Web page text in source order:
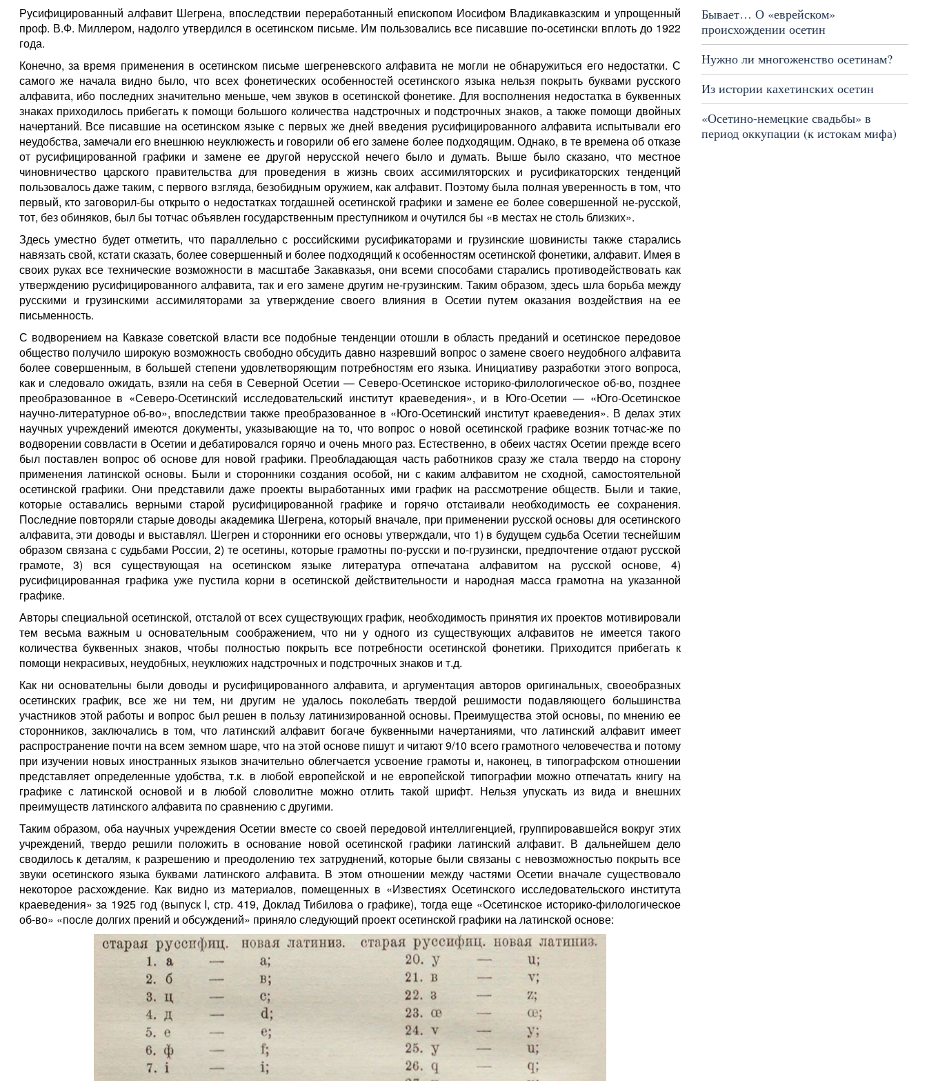
Бывает… О «еврейском»
происхождении осетин
Нужно ли многоженство осетинам?
Из истории кахетинских осетин
«Осетино-немецкие свадьбы» в
период оккупации (к истокам мифа)
Русифицированный алфавит Шегрена, впоследствии переработанный епископом Иосифом Владикавказским и упрощенный
проф. В.Ф. Миллером, надолго утвердился в осетинском письме. Им пользовались все писавшие по-осетински вплоть до 1922
года.
Конечно, за время применения в осетинском письме шегреневского алфавита не могли не обнаружиться его недостатки. С
самого же начала видно было, что всех фонетических особенностей осетинского языка нельзя покрыть буквами русского
алфавита, ибо последних значительно меньше, чем звуков в осетинской фонетике. Для восполнения недостатка в буквенных
знаках приходилось прибегать к помощи большого количества надстрочных и подстрочных знаков, а также помощи двойных
начертаний. Все писавшие на осетинском языке с первых же дней введения русифицированного алфавита испытывали его
неудобства, замечали его внешнюю неуклюжесть и говорили об его замене более подходящим. Однако, в те времена об отказе
от русифицированной графики и замене ее другой нерусской нечего было и думать. Выше было сказано, что местное
чиновничество царского правительства для проведения в жизнь своих ассимиляторских и русификаторских тенденций
пользовалось даже таким, с первого взгляда, безобидным оружием, как алфавит. Поэтому была полная уверенность в том, что
первый, кто заговорил-бы открыто о недостатках тогдашней осетинской графики и замене ее более совершенной не-русской,
тот, без обиняков, был бы тотчас объявлен государственным преступником и очутился бы «в местах не столь близких».
Здесь уместно будет отметить, что параллельно с российскими русификаторами и грузинские шовинисты также старались
навязать свой, кстати сказать, более совершенный и более подходящий к особенностям осетинской фонетики, алфавит. Имея в
своих руках все технические возможности в масштабе Закавказья, они всеми способами старались противодействовать как
утверждению русифицированного алфавита, так и его замене другим не-грузинским. Таким образом, здесь шла борьба между
русскими и грузинскими ассимиляторами за утверждение своего влияния в Осетии путем оказания воздействия на ее
письменность.
С водворением на Кавказе советской власти все подобные тенденции отошли в область преданий и осетинское передовое
общество получило широкую возможность свободно обсудить давно назревший вопрос о замене своего неудобного алфавита
более совершенным, в большей степени удовлетворяющим потребностям его языка. Инициативу разработки этого вопроса,
как и следовало ожидать, взяли на себя в Северной Осетии — Северо-Осетинское историко-филологическое об-во, позднее
преобразованное в «Северо-Осетинский исследовательский институт краеведения», и в Юго-Осетии — «Юго-Осетинское
научно-литературное об-во», впоследствии также преобразованное в «Юго-Осетинский институт краеведения». В делах этих
научных учреждений имеются документы, указывающие на то, что вопрос о новой осетинской графике возник тотчас-же по
водворении соввласти в Осетии и дебатировался горячо и очень много раз. Естественно, в обеих частях Осетии прежде всего
был поставлен вопрос об основе для новой графики. Преобладающая часть работников сразу же стала твердо на сторону
применения латинской основы. Были и сторонники создания особой, ни с каким алфавитом не сходной, самостоятельной
осетинской графики. Они представили даже проекты выработанных ими график на рассмотрение обществ. Были и такие,
которые оставались верными старой русифицированной графике и горячо отстаивали необходимость ее сохранения.
Последние повторяли старые доводы академика Шегрена, который вначале, при применении русской основы для осетинского
алфавита, эти доводы и выставлял. Шегрен и сторонники его основы утверждали, что 1) в будущем судьба Осетии теснейшим
образом связана с судьбами России, 2) те осетины, которые грамотны по-русски и по-грузински, предпочтение отдают русской
грамоте, 3) вся существующая на осетинском языке литература отпечатана алфавитом на русской основе, 4)
русифицированная графика уже пустила корни в осетинской действительности и народная масса грамотна на указанной
графике.
Авторы специальной осетинской, отсталой от всех существующих график, необходимость принятия их проектов мотивировали
тем весьма важным u основательным соображением, что ни у одного из существующих алфавитов не имеется такого
количества буквенных знаков, чтобы полностью покрыть все потребности осетинской фонетики. Приходится прибегать к
помощи некрасивых, неудобных, неуклюжих надстрочных и подстрочных знаков и т.д.
Как ни основательны были доводы и русифицированного алфавита, и аргументация авторов оригинальных, своеобразных
осетинских график, все же ни тем, ни другим не удалось поколебать твердой решимости подавляющего большинства
участников этой работы и вопрос был решен в пользу латинизированной основы. Преимущества этой основы, по мнению ее
сторонников, заключались в том, что латинский алфавит богаче буквенными начертаниями, что латинский алфавит имеет
распространение почти на всем земном шаре, что на этой основе пишут и читают 9/10 всего грамотного человечества и потому
при изучении новых иностранных языков значительно облегчается усвоение грамоты и, наконец, в типографском отношении
представляет определенные удобства, т.к. в любой европейской и не европейской типографии можно отпечатать книгу на
графике с латинской основой и в любой словолитне можно отлить такой шрифт. Нельзя упускать из вида и внешних
преимуществ латинского алфавита по сравнению с другими.
Таким образом, оба научных учреждения Осетии вместе со своей передовой интеллигенцией, группировавшейся вокруг этих
учреждений, твердо решили положить в основание новой осетинской графики латинский алфавит. В дальнейшем дело
сводилось к деталям, к разрешению и преодолению тех затруднений, которые были связаны с невозможностью покрыть все
звуки осетинского языка буквами латинского алфавита. В этом отношении между частями Осетии вначале существовало
некоторое расхождение. Как видно из материалов, помещенных в «Известиях Осетинского исследовательского института
краеведения» за 1925 год (выпуск I, стр. 419, Доклад Тибилова о графике), тогда еще «Осетинское историко-филологическое
об-во» «после долгих прений и обсуждений» приняло следующий проект осетинской графики на латинской основе: